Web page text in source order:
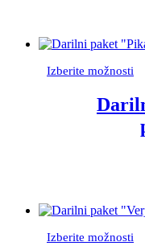
Izberite možnosti
Izberite možnosti